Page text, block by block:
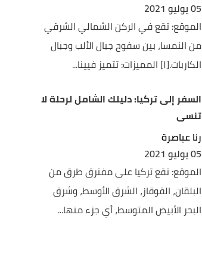
05 يوليو 2021
الموقع: تقع في الركن الشمالي الشرقي
من النمسا، بين سفوح جبال الألب وجبال
الكاربات.[١] المميزات: تتميز فيينا...
السفر إلى تركيا: دليلك الشامل لرحلة لا
تنسى
رنا عياصرة
05 يوليو 2021
الموقع: تقع تركيا على مفترق طرق من
البلقان، القوقاز، الشرق الأوسط، وشرق
البحر الأبيض المتوسط، أي جزء منها...